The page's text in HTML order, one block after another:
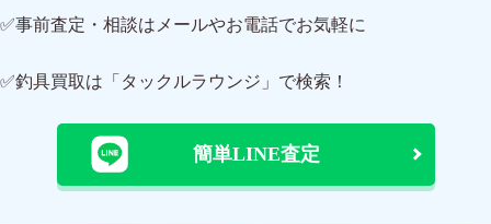
✅事前査定・相談はメールやお電話でお気軽に
✅釣具買取は「タックルラウンジ」で検索！
簡単LINE査定